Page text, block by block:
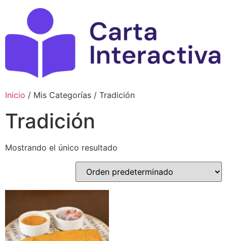
contenido
Inicio / Mis Categorías / Tradición
Tradición
Mostrando el único resultado